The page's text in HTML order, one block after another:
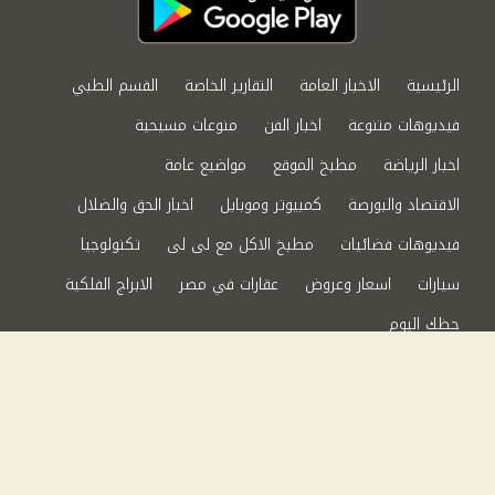
الرئيسية الاخبار العامة التقارير الخاصة
القسم الطبي
فيديوهات متنوعة
اخبار الفن
منوعات مسيحية
اخبار الرياضة
مطبخ الموقع
مواضيع عامة
الاقتصاد والبورصة
كمبيوتر وموبايل
اخبار الحق والضلال
فيديوهات فضائيات
مطبخ الاكل مع لى لى
تكنولوجيا
سيارات
اسعار وعروض عقارات في مصر
الابراج الفلكية
حظك اليوم